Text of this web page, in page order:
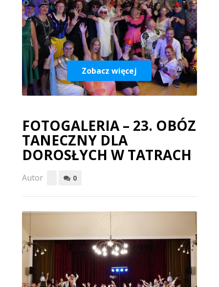
Zobacz więcej
FOTOGALERIA – 23. OBÓZ
TANECZNY DLA
DOROSŁYCH W TATRACH
Autor 0